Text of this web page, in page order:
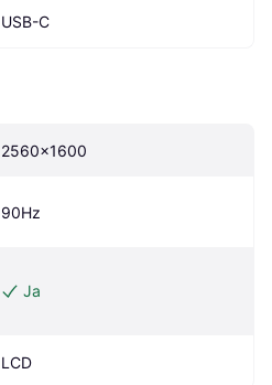
USB-C
2560x1600
90Hz
Ja
LCD